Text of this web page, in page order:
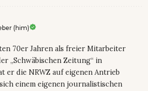
(him)
70er Jahren als freier Mitarbeiter
„Schwäbischen Zeitung“ in
er die NRWZ auf eigenen Antrieb
einem eigenen journalistischen